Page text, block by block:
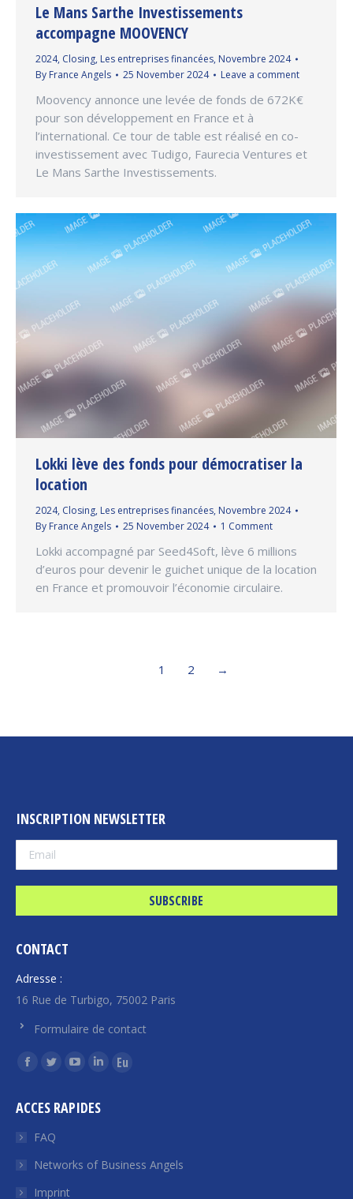
Le Mans Sarthe Investissements
accompagne MOOVENCY
2024, Closing, Les entreprises financées, Novembre 2024
By France Angels 25 November 2024 Leave a comment
Moovency annonce une levée de fonds de 672K€
pour son développement en France et à
l’international. Ce tour de table est réalisé en co-
investissement avec Tudigo, Faurecia Ventures et
Le Mans Sarthe Investissements.
Lokki lève des fonds pour démocratiser la
location
2024, Closing, Les entreprises financées, Novembre 2024
By France Angels 25 November 2024 1 Comment
Lokki accompagné par Seed4Soft, lève 6 millions
d’euros pour devenir le guichet unique de la location
en France et promouvoir l’économie circulaire.
1 2 →
INSCRIPTION NEWSLETTER
CONTACT
Adresse :
16 Rue de Turbigo, 75002 Paris
Formulaire de contact
Find us on:
Facebook
opens
window
Twitter
opens
in
window
YouTube
opens
window
Linkedin
opens
window
Euroquity
window
ACCES RAPIDES
FAQ
Networks of Business Angels
Imprint